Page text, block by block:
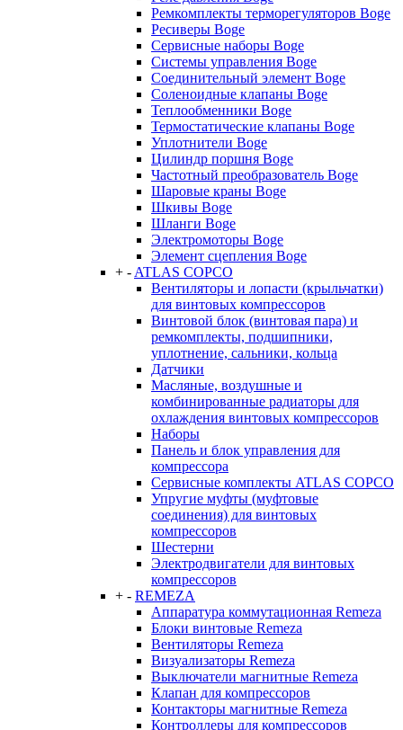
Ремкомплекты терморегуляторов Boge
Ресиверы Boge
Сервисные наборы Boge
Системы управления Boge
Соединительный элемент Boge
Соленоидные клапаны Boge
Теплообменники Boge
Термостатические клапаны Boge
Уплотнители Boge
Цилиндр поршня Boge
Частотный преобразователь Boge
Шаровые краны Boge
Шкивы Boge
Шланги Boge
Электромоторы Boge
Элемент сцепления Boge
+ - ATLAS COPCO
Вентиляторы и лопасти (крыльчатки)
для винтовых компрессоров
Винтовой блок (винтовая пара) и
ремкомплекты, подшипники,
уплотнение, сальники, кольца
Датчики
Масляные, воздушные и
комбинированные радиаторы для
охлаждения винтовых компрессоров
Наборы
Панель и блок управления для
компрессора
Сервисные комплекты ATLAS COPCO
Упругие муфты (муфтовые
соединения) для винтовых
компрессоров
Шестерни
Электродвигатели для винтовых
компрессоров
+ - REMEZA
Аппаратура коммутационная Remeza
Блоки винтовые Remeza
Вентиляторы Remeza
Визуализаторы Remeza
Выключатели магнитные Remeza
Клапан для компрессоров
Контакторы магнитные Remeza
Контроллеры для компрессоров